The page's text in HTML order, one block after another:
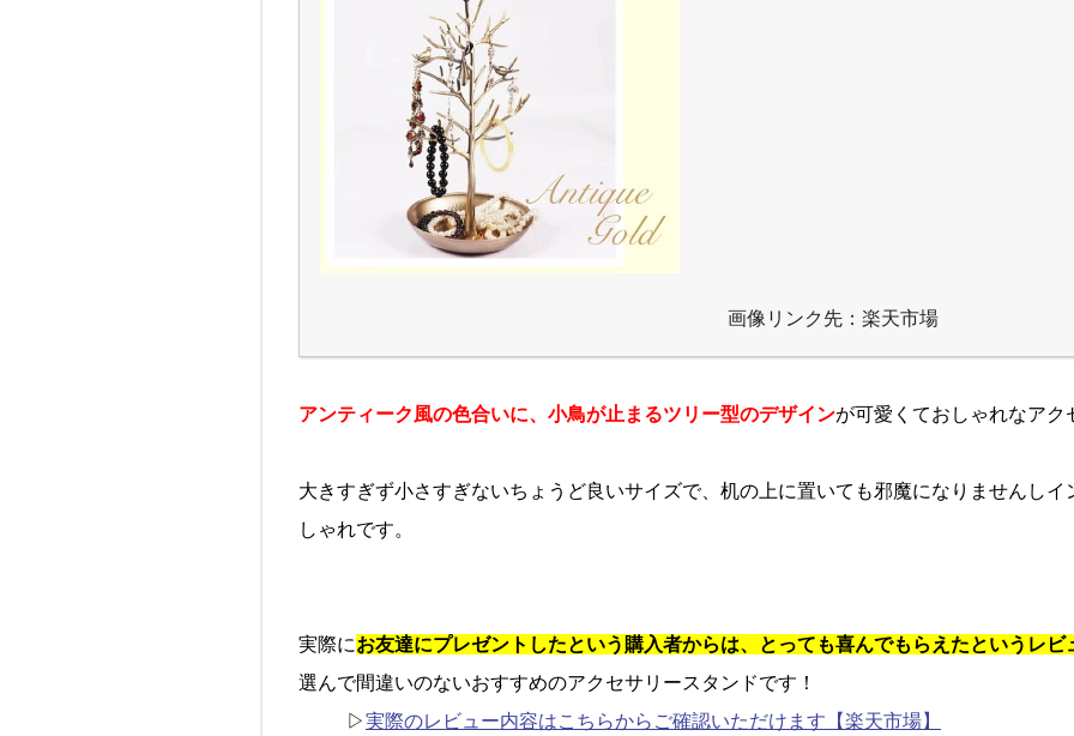
画像リンク先：楽天市場
アンティーク風の色合いに、小鳥が止まるツリー型のデザインが可愛くておしゃれなアク
大きすぎず小さすぎないちょうど良いサイズで、机の上に置いても邪魔になりませんし
しゃれです。
実際にお友達にプレゼントしたという購入者からは、とっても喜んでもらえたというレビ
選んで間違いのないおすすめのアクセサリースタンドです！
▷実際のレビュー内容はこちらからご確認いただけます【楽天市場】